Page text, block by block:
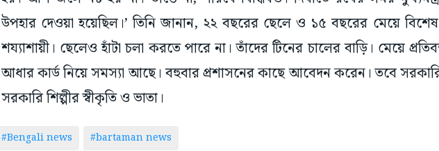
উপহার দেওয়া হয়েছিল।’ তিনি জানান, ২২ বছরের ছেলে ও ১৫ বছরের মেয়ে বিশেষ
শয্যাশায়ী। ছেলেও হাঁটা চলা করতে পারে না। তাঁদের টিনের চালের বাড়ি। মেয়ে
আধার কার্ড নিয়ে সমস্যা আছে। বহুবার প্রশাসনের কাছে আবেদন করেন। তবে সরকারি
সরকারি শিল্পীর স্বীকৃতি ও ভাতা।
#Bengali news #bartaman news